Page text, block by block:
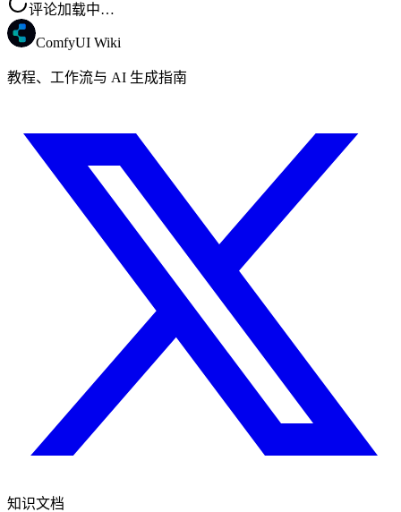
评论加载中…
ComfyUI Wiki
教程、工作流与 AI 生成指南
知识文档